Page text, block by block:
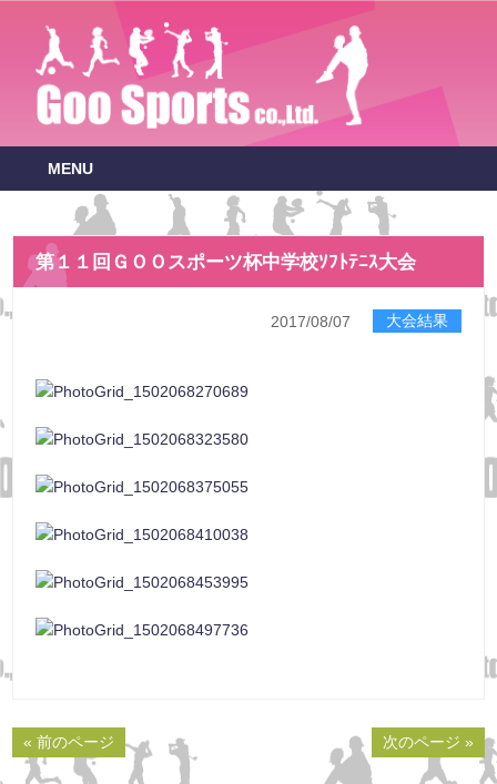
MENU
第１１回ＧＯＯスポーツ杯中学校ｿﾌﾄﾃﾆｽ大会
大会結果
2017/08/07
« 前のページ 次のページ »